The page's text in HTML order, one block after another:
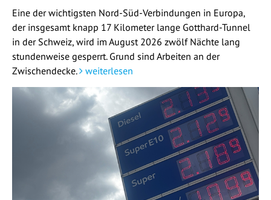
Eine der wichtigsten Nord-Süd-Verbindungen in Europa,
der insgesamt knapp 17 Kilometer lange Gotthard-Tunnel
in der Schweiz, wird im August 2026 zwölf Nächte lang
stundenweise gesperrt. Grund sind Arbeiten an der
Zwischendecke.
weiterlesen